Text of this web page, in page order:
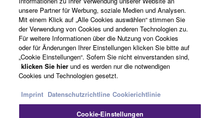
Deutschland - German
Business
unsere Partner für Werbung, soziale Medien und Analysen.
Mit einem Klick auf „Alle Cookies auswählen“ stimmen Sie
der Verwendung von Cookies und anderen Technologien zu.
Für weitere Informationen über die Nutzung von Cookies
oder für Änderungen Ihrer Einstellungen klicken Sie bitte auf
„Cookie Einstellungen“. Sofern Sie nicht einverstanden sind,
klicken Sie hier und es werden nur die notwendigen
Cookies und Technologien gesetzt.
Imprint Datenschutzrichtline Cookierichtlinie
Cookie-Einstellungen